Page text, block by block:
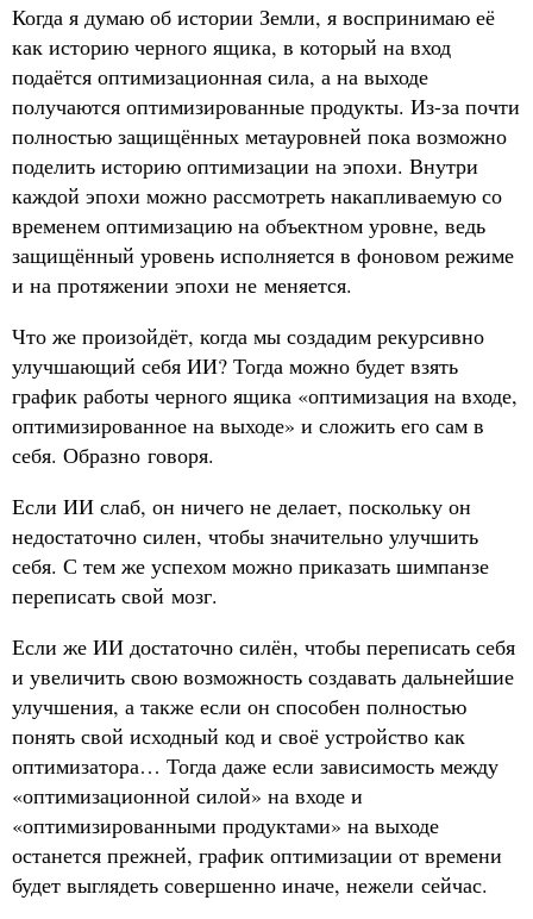
Когда я думаю об истории Земли, я воспринимаю её
как историю черного ящика, в который на вход
подаётся оптимизационная сила, а на выходе
получаются оптимизированные продукты. Из-за почти
полностью защищённых метауровней пока возможно
поделить историю оптимизации на эпохи. Внутри
каждой эпохи можно рассмотреть накапливаемую со
временем оптимизацию на объектном уровне, ведь
защищённый уровень исполняется в фоновом режиме
и на протяжении эпохи не меняется.
Что же произойдёт, когда мы создадим рекурсивно
улучшающий себя ИИ? Тогда можно будет взять
график работы черного ящика «оптимизация на входе,
оптимизированное на выходе» и сложить его сам в
себя. Образно говоря.
Если ИИ слаб, он ничего не делает, поскольку он
недостаточно силен, чтобы значительно улучшить
себя. С тем же успехом можно приказать шимпанзе
переписать свой мозг.
Если же ИИ достаточно силён, чтобы переписать себя
и увеличить свою возможность создавать дальнейшие
улучшения, а также если он способен полностью
понять свой исходный код и своё устройство как
оптимизатора… Тогда даже если зависимость между
«оптимизационной силой» на входе и
«оптимизированными продуктами» на выходе
останется прежней, график оптимизации от времени
будет выглядеть совершенно иначе, нежели сейчас.